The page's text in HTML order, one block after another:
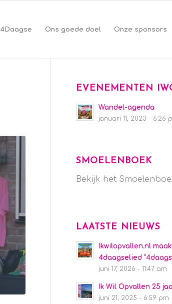
4Daagse Ons goede doel Onze sponsors
EVENEMENTEN
Wandel-agenda
januari 11, 2023 - 6:26
SMOELENBOEK
Bekijk het
LAATSTE NIEUWS
Ikwilopvallen.nl
4daagselied
juni 17, 2026 - 11:47 am
Ik Wil Opvallen 25
juni 21, 2025 - 6:59 pm